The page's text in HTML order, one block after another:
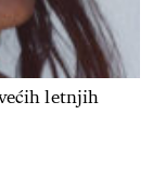
letnjih